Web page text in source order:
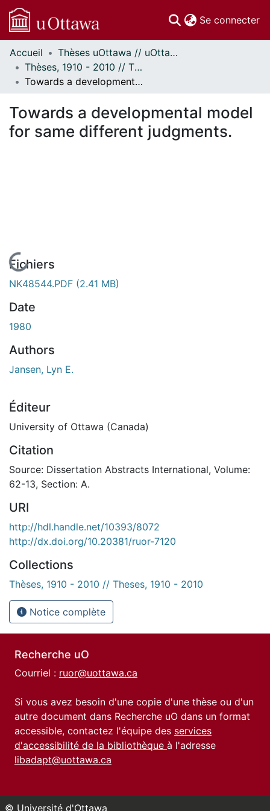
Se connecter
Communautés
et collections
Parcourir
À propos
Accueil
Thèses uOttawa // uOttawa Theses
Thèses, 1910 - 2010 // Theses, 1910 - 2010
Towards a developmental model for same different judgments.
Towards a developmental model
for same different judgments.
En cours de chargement...
Fichiers
NK48544.PDF (2.41 MB)
Date
1980
Authors
Jansen, Lyn E.
Éditeur
University of Ottawa (Canada)
Citation
Source: Dissertation Abstracts International, Volume:
62-13, Section: A.
URI
http://hdl.handle.net/10393/8072
http://dx.doi.org/10.20381/ruor-7120
Collections
Thèses, 1910 - 2010 // Theses, 1910 - 2010
Notice complète
Recherche uO
Courriel : ruor@uottawa.ca
Si vous avez besoin d'une copie d'une thèse ou d'un
autre document dans Recherche uO dans un format
accessible, contactez l'équipe des services
d'accessibilité de la bibliothèque à l'adresse
libadapt@uottawa.ca
© Université d'Ottawa